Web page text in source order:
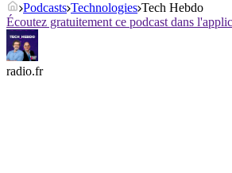
Podcasts Technologies Tech Hebdo
Écoutez gratuitement ce podcast dans
radio.fr